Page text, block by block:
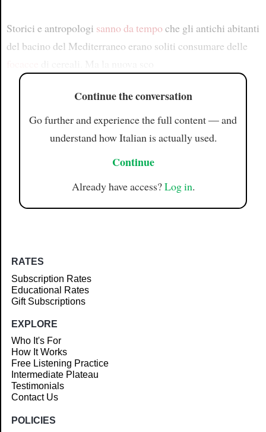
Storici e antropologi sanno da tempo che gli antichi abitanti
del bacino del Mediterraneo erano soliti consumare delle
Continue the conversation
Go further and experience the full content — and
understand how Italian is actually used.
Continue
Already have access?Log in.
RATES
Subscription Rates
Educational Rates
Gift Subscriptions
EXPLORE
Who It's For
How It Works
Free Listening Practice
Intermediate Plateau
Testimonials
Contact Us
POLICIES